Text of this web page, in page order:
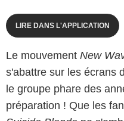
LIRE DANS L'APPLICATION
Le mouvement New
s'abattre sur les écrans
le groupe phare des
préparation ! Que les